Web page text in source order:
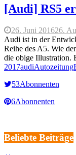
[Audi] RS5
26. Juni 201626.
Audi ist in der
Reihe des A5. Wie
die obige Illustration.
2017audiAutozeitung
53Abonnenten
6Abonnenten
Beliebte Beiträge